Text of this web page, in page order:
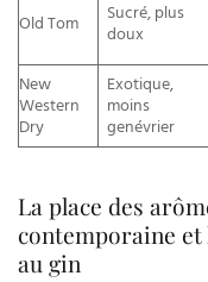
Old Tom
Sucré, plus
doux
New
Western
Dry
Exotique,
moins
genévrier
La place des
contemporaine
au gin